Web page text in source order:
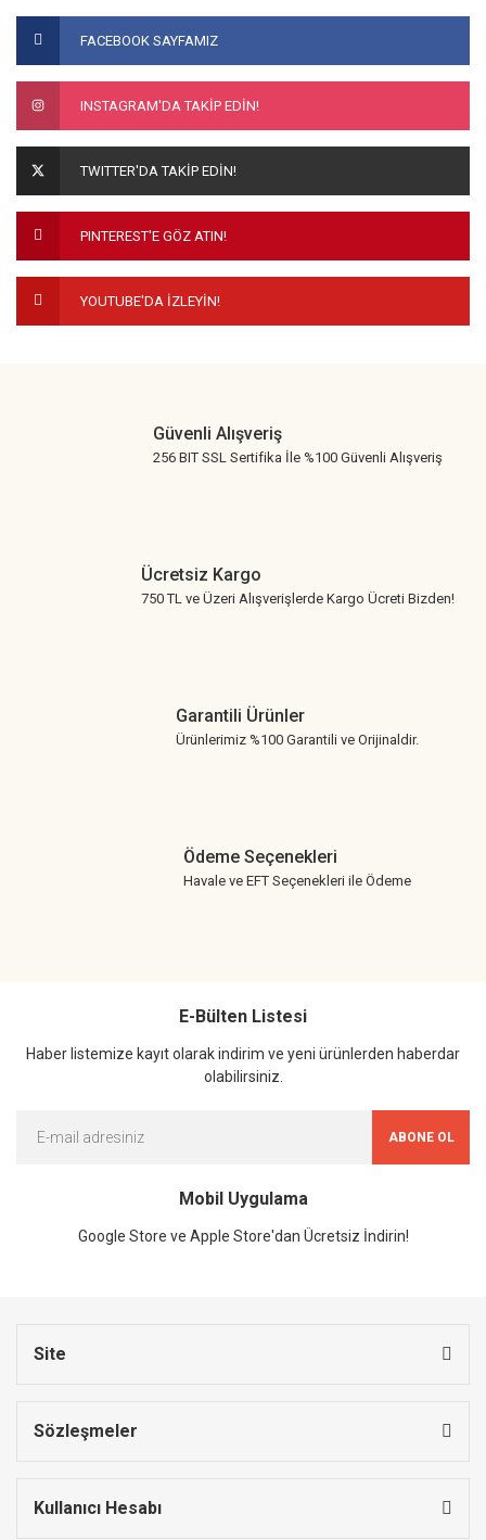
FACEBOOK SAYFAMIZ
INSTAGRAM'DA TAKİP EDİN!
TWITTER'DA TAKİP EDİN!
PINTEREST'E GÖZ ATIN!
YOUTUBE'DA İZLEYİN!
Güvenli Alışveriş
256 BIT SSL Sertifika İle %100 Güvenli Alışveriş
Ücretsiz Kargo
750 TL ve Üzeri Alışverişlerde Kargo Ücreti Bizden!
Garantili Ürünler
Ürünlerimiz %100 Garantili ve Orijinaldir.
Ödeme Seçenekleri
Havale ve EFT Seçenekleri ile Ödeme
E-Bülten Listesi
Haber listemize kayıt olarak indirim ve yeni ürünlerden haberdar
olabilirsiniz.
ABONE OL
Mobil Uygulama
Google Store ve Apple Store'dan Ücretsiz İndirin!
Site
Sözleşmeler
Kullanıcı Hesabı